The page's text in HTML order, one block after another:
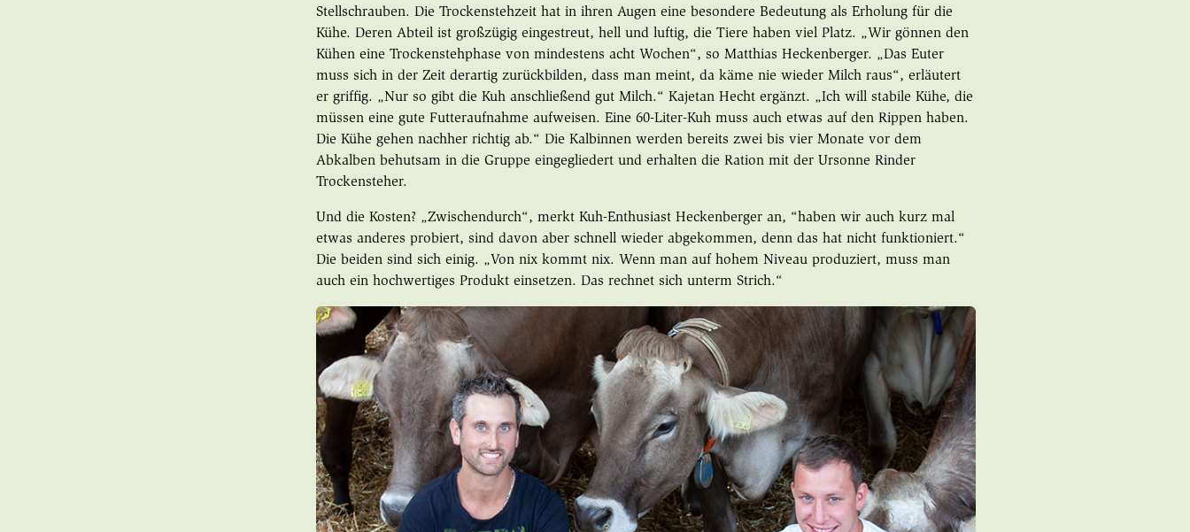
Stellschrauben. Die Trockenstehzeit hat in ihren Augen eine besondere Bedeutung als Erholung für die
Kühe. Deren Abteil ist großzügig eingestreut, hell und luftig, die Tiere haben viel Platz. „Wir gönnen den
Kühen eine Trockenstehphase von mindestens acht Wochen“, so Matthias Heckenberger. „Das Euter
muss sich in der Zeit derartig zurückbilden, dass man meint, da käme nie wieder Milch raus“, erläutert
er griffig. „Nur so gibt die Kuh anschließend gut Milch.“ Kajetan Hecht ergänzt. „Ich will stabile Kühe, die
müssen eine gute Futteraufnahme aufweisen. Eine 60-Liter-Kuh muss auch etwas auf den Rippen haben.
Die Kühe gehen nachher richtig ab.“ Die Kalbinnen werden bereits zwei bis vier Monate vor dem
Abkalben behutsam in die Gruppe eingegliedert und erhalten die Ration mit der Ursonne Rinder
Trockensteher.
Und die Kosten? „Zwischendurch“, merkt Kuh-Enthusiast Heckenberger an, “haben wir auch kurz mal
etwas anderes probiert, sind davon aber schnell wieder abgekommen, denn das hat nicht funktioniert.“
Die beiden sind sich einig. „Von nix kommt nix. Wenn man auf hohem Niveau produziert, muss man
auch ein hochwertiges Produkt einsetzen. Das rechnet sich unterm Strich.“